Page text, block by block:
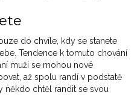
do chvíle, kdy se stanete
Tendence k tomuto chování
muži se mohou nové
až spolu randí v podstatě
někdo chtěl randit se svou